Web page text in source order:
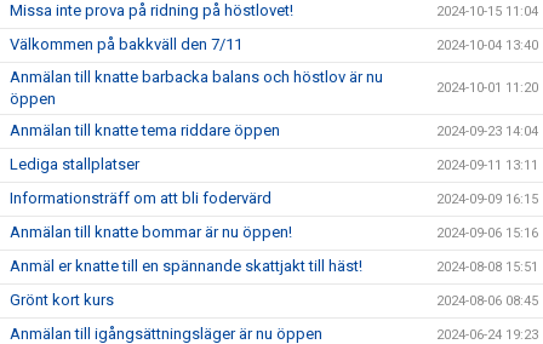
Missa inte prova på ridning på höstlovet! 2024-10-15 11:04
Välkommen på bakkväll den 7/11 2024-10-04 13:40
Anmälan till knatte barbacka balans och höstlov är nu
öppen
2024-10-01 11:20
Anmälan till knatte tema riddare öppen 2024-09-23 14:04
Lediga stallplatser 2024-09-11 13:11
Informationsträff om att bli fodervärd 2024-09-09 16:15
Anmälan till knatte bommar är nu öppen! 2024-09-06 15:16
Anmäl er knatte till en spännande skattjakt till häst! 2024-08-08 15:51
Grönt kort kurs 2024-08-06 08:45
Anmälan till igångsättningsläger är nu öppen 2024-06-24 19:23